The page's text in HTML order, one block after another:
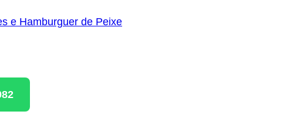
e Hamburguer de Peixe